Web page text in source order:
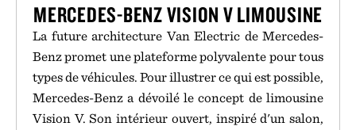
MERCEDES-BENZ VISION V LIMOUSINE
La future architecture Van Electric de Mercedes-
Benz promet une plateforme polyvalente pour tous
types de véhicules. Pour illustrer ce qui est possible,
Mercedes-Benz a dévoilé le concept de limousine
Vision V. Son intérieur ouvert, inspiré d'un salon,